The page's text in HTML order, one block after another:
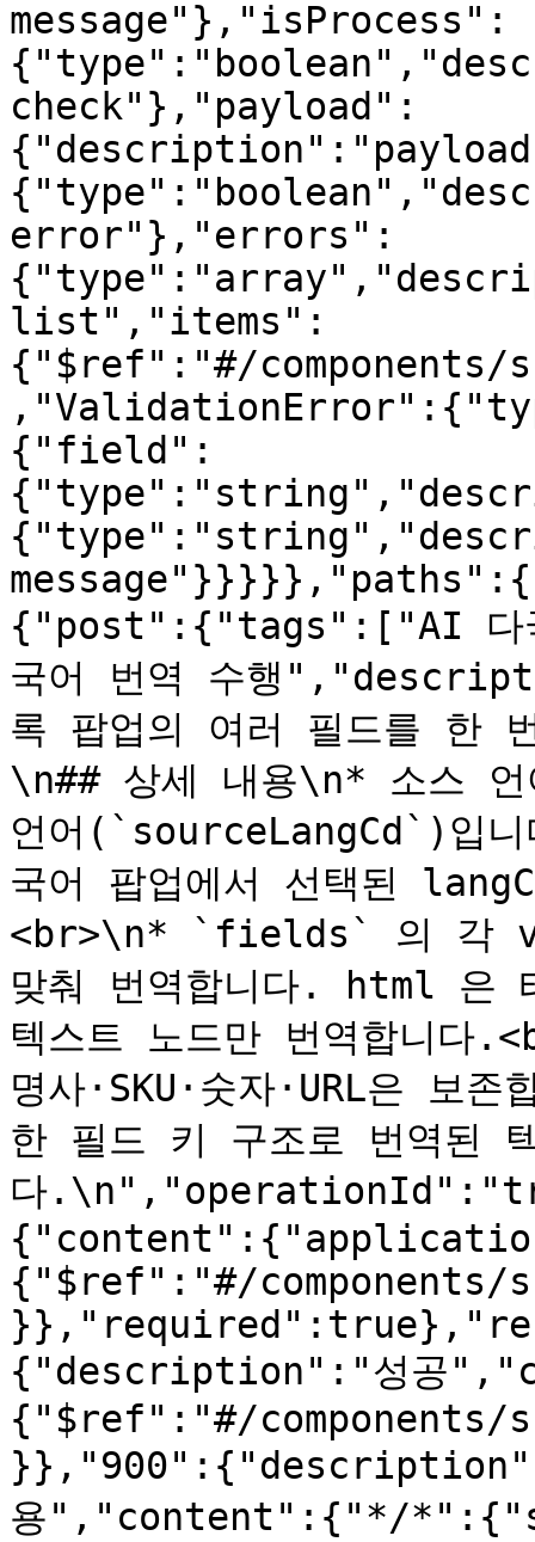
message"},"isProcess":
check"},"payload":
error"},"errors":
list","items":
{"$ref":"#/components/
{"field":
{"post":{"tags":["AI 다
국어 번역 수행
록 팝업의 여러 필드를 한
\n## 상세 내용\n* 소스 언
언어(`sourceLangCd`)입
국어 팝업에서 선택된
<br>\n* `fields` 의 각
맞춰 번역합니다. html 은
텍스트 노드만 번역합니다
명사·SKU·숫자·URL은 보
한 필드 키 구조로 번역된
다
{"$ref":"#/components/
{"description":"성공
{"$ref":"#/components/
}},"900":{"description":"
용","content":{"*/